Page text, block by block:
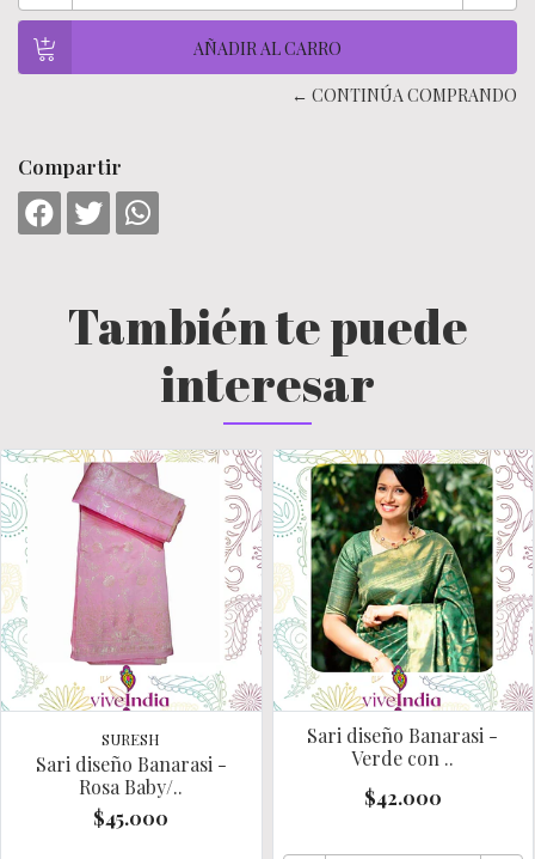
← CONTINÚA COMPRANDO
Compartir
También te puede
interesar
SURESH
Sari diseño Banarasi -
Rosa Baby/..
$45.000
Sari diseño Banarasi -
Verde con ..
$42.000